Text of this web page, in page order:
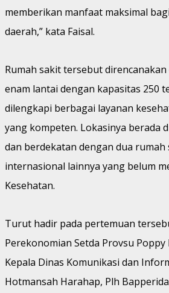
memberikan manfaat maksimal
daerah,” kata Faisal.
Rumah sakit tersebut
enam lantai dengan kapasitas 250
dilengkapi berbagai layanan
yang kompeten. Lokasinya berada
dan berdekatan dengan dua
internasional lainnya yang belum
Kesehatan.
Turut hadir pada pertemuan
Perekonomian Setda Provsu
Kepala Dinas Komunikasi dan
Hotmansah Harahap, Plh